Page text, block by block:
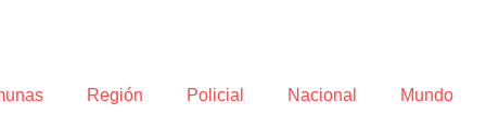
Región Policial Nacional Mundo